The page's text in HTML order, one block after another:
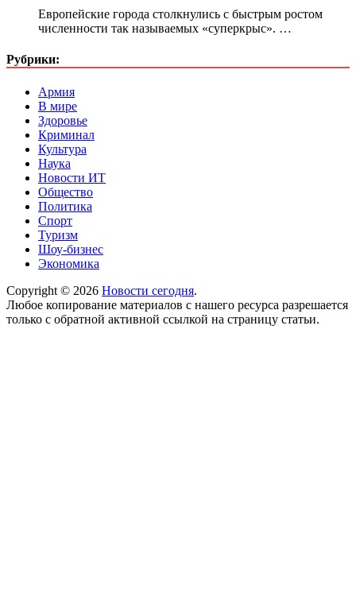
Европейские города столкнулись с быстрым ростом
численности так называемых «суперкрыс». …
Рубрики:
Армия
В мире
Здоровье
Криминал
Культура
Наука
Новости ИТ
Общество
Политика
Спорт
Туризм
Шоу-бизнес
Экономика
Copyright © 2026 Новости сегодня.
Любое копирование материалов с нашего ресурса разрешается
только с обратной активной ссылкой на страницу статьи.